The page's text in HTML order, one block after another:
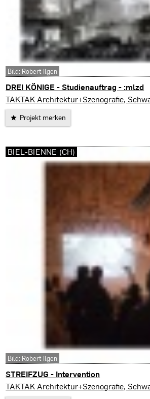
DREI KÖNIGE - Studienauftrag - :mlzd
Bremgarten (CH)
TAKTAK Architektur+Szenografie,
Projekt merken
Bild: Robert Ilgen
STREIFZUG - Intervention
Biel-Bienne (CH)
TAKTAK Architektur+Szenografie,
BIEL-BIENNE (CH)
Bild: Robert Ilgen